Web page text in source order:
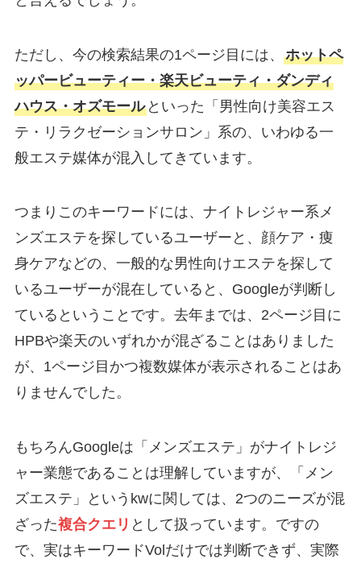
ただし、今の検索結果の1ページ目には、 ホットペ
ッパービューティー・楽天ビューティ・ダンディ
ハウス・オズモールといった「男性向け美容エス
テ・リラクゼーションサロン」系の、いわゆる一
般エステ媒体が混入してきています。
つまりこのキーワードには、ナイトレジャー系メ
ンズエステを探しているユーザーと、顔ケア・痩
身ケアなどの、一般的な男性向けエステを探して
いるユーザーが混在していると、Googleが判断し
ているということです。去年までは、2ページ目に
HPBや楽天のいずれかが混ざることはありました
が、1ページ目かつ複数媒体が表示されることはあ
りませんでした。
もちろんGoogleは「メンズエステ」がナイトレジ
ャー業態であることは理解していますが、「メン
ズエステ」というkwに関しては、2つのニーズが混
ざった複合クエリ として扱っています。ですの
で、実はキーワードVolだけでは判断できず、実際